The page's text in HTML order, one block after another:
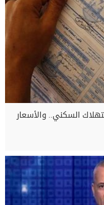
السكني.. والأسعار